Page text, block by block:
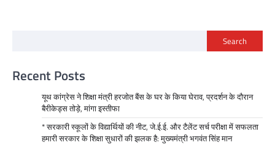
Search
Recent Posts
यूथ कांग्रेस ने शिक्षा मंत्री हरजोत बैंस के घर के किया घेराव, प्रदर्शन के दौरान
बैरीकेड्स तोड़े, मांगा इस्तीफा
* सरकारी स्कूलों के विद्यार्थियों की नीट, जे.ई.ई. और टैलेंट सर्च परीक्षा में सफलता
हमारी सरकार के शिक्षा सुधारों की झलक है: मुख्यमंत्री भगवंत सिंह मान